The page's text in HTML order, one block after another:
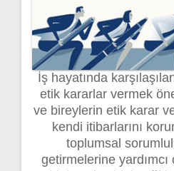
İş hayatında
etik kararlar vermek
ve bireylerin etik karar
kendi itibarlarını
toplumsal
getirmelerine